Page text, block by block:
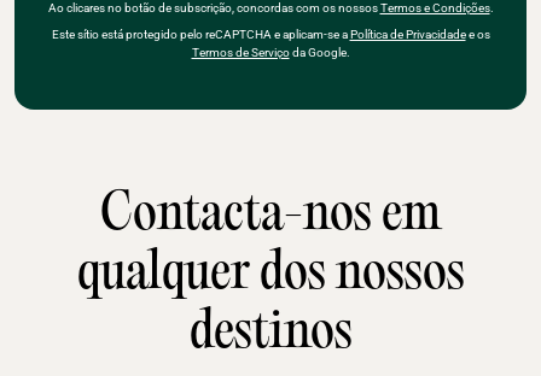
Ao clicares no botão de subscrição, concordas com os nossosTermos e Condições.
Este sítio está protegido pelo reCAPTCHA e aplicam-se aPolítica de Privacidadee os
Termos de Serviçoda Google.
Contacta-nos em
qualquer dos nossos
destinos